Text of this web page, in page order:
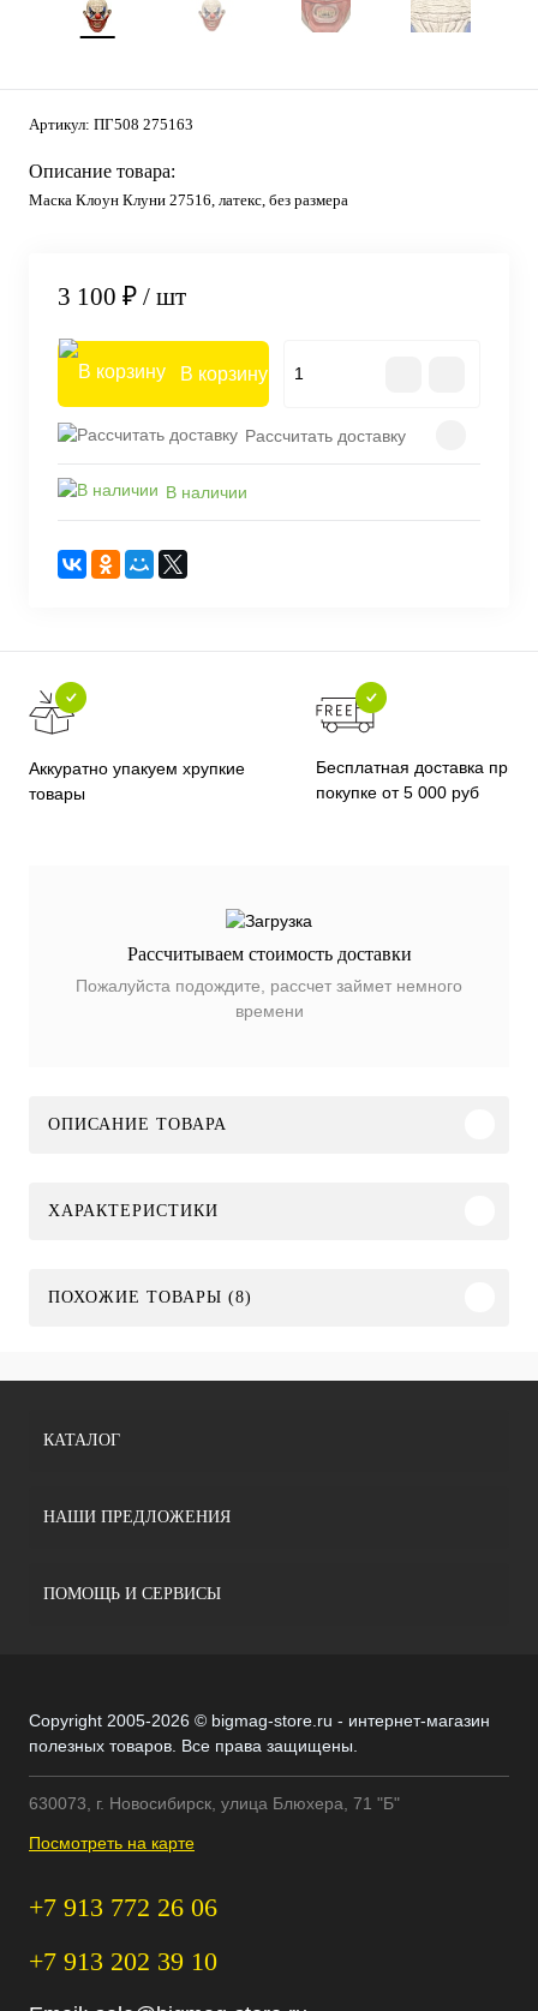
Артикул: ПГ508 275163
Описание товара:
Маска Клоун Клуни 27516, латекс, без размера
3 100 ₽ / шт
В корзину
Рассчитать доставку
В наличии
Аккуратно упакуем хрупкие
товары
Бесплатная доставка при
покупке от 5 000 руб
Рассчитываем стоимость доставки
Пожалуйста подождите, рассчет займет немного
времени
ОПИСАНИЕ ТОВАРА
ХАРАКТЕРИСТИКИ
ПОХОЖИЕ ТОВАРЫ (8)
КАТАЛОГ
НАШИ ПРЕДЛОЖЕНИЯ
ПОМОЩЬ И СЕРВИСЫ
Copyright 2005-2026 © bigmag-store.ru - интернет-магазин
полезных товаров. Все права защищены.
630073, г. Новосибирск, улица Блюхера, 71 "Б"
Посмотреть на карте
+7 913 772 26 06
+7 913 202 39 10